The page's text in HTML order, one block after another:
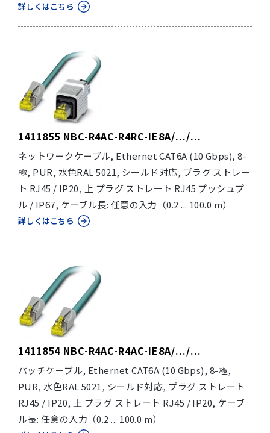
詳しくはこちら
1411855 NBC-R4AC-R4RC-IE8A/.../...
ネットワークケーブル, Ethernet CAT6A (10 Gbps), 8-
極, PUR, 水色RAL 5021, シールド対応, プラグ ストレー
ト RJ45 / IP20, 上 プラグ ストレート RJ45 プッシュプ
ル / IP67, ケーブル長: 任意の入力（0.2 ... 100.0 m）
詳しくはこちら
1411854 NBC-R4AC-R4AC-IE8A/.../...
パッチケーブル, Ethernet CAT6A (10 Gbps), 8-極,
PUR, 水色RAL 5021, シールド対応, プラグ ストレート
RJ45 / IP20, 上 プラグ ストレート RJ45 / IP20, ケーブ
ル長: 任意の入力（0.2 ... 100.0 m）